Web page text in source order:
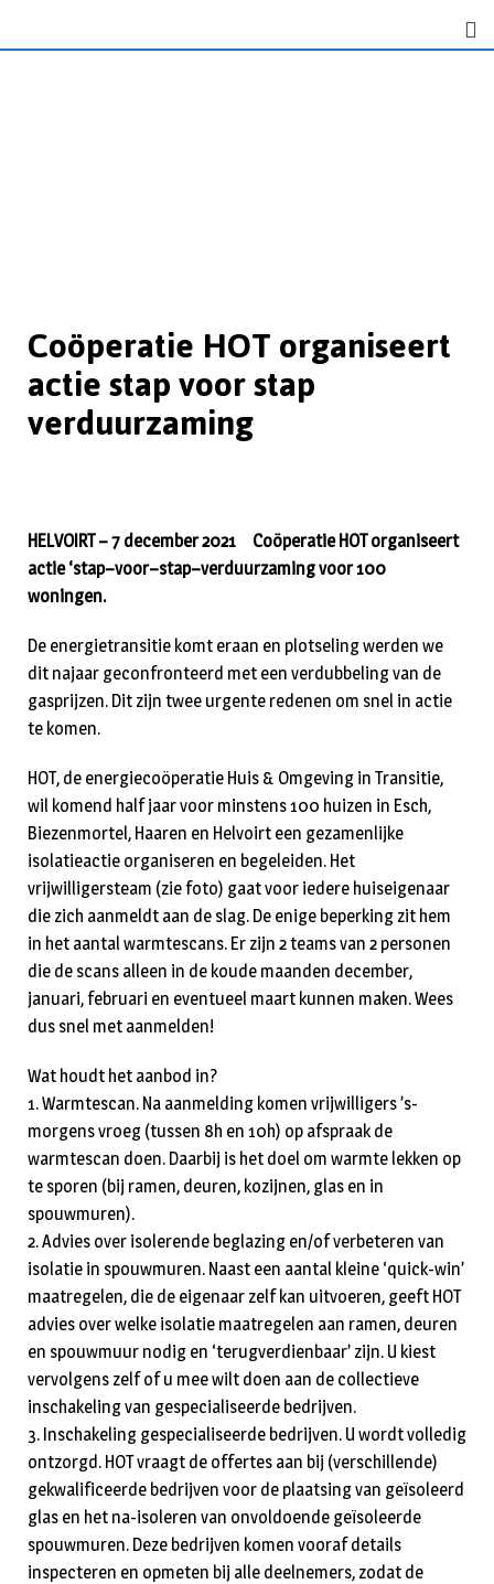
Coöperatie HOT organiseert
actie stap voor stap
verduurzaming
HELVOIRT – 7 december 2021 Coöperatie HOT organiseert
actie ‘stap–voor–stap–verduurzaming voor 100
woningen.
De energietransitie komt eraan en plotseling werden we
dit najaar geconfronteerd met een verdubbeling van de
gasprijzen. Dit zijn twee urgente redenen om snel in actie
te komen.
HOT, de energiecoöperatie Huis & Omgeving in Transitie,
wil komend half jaar voor minstens 100 huizen in Esch,
Biezenmortel, Haaren en Helvoirt een gezamenlijke
isolatieactie organiseren en begeleiden. Het
vrijwilligersteam (zie foto) gaat voor iedere huiseigenaar
die zich aanmeldt aan de slag. De enige beperking zit hem
in het aantal warmtescans. Er zijn 2 teams van 2 personen
die de scans alleen in de koude maanden december,
januari, februari en eventueel maart kunnen maken. Wees
dus snel met aanmelden!
Wat houdt het aanbod in?
1. Warmtescan. Na aanmelding komen vrijwilligers ’s-
morgens vroeg (tussen 8h en 10h) op afspraak de
warmtescan doen. Daarbij is het doel om warmte lekken op
te sporen (bij ramen, deuren, kozijnen, glas en in
spouwmuren).
2. Advies over isolerende beglazing en/of verbeteren van
isolatie in spouwmuren. Naast een aantal kleine ‘quick-win’
maatregelen, die de eigenaar zelf kan uitvoeren, geeft HOT
advies over welke isolatie maatregelen aan ramen, deuren
en spouwmuur nodig en ‘terugverdienbaar’ zijn. U kiest
vervolgens zelf of u mee wilt doen aan de collectieve
inschakeling van gespecialiseerde bedrijven.
3. Inschakeling gespecialiseerde bedrijven. U wordt volledig
ontzorgd. HOT vraagt de offertes aan bij (verschillende)
gekwalificeerde bedrijven voor de plaatsing van geïsoleerd
glas en het na-isoleren van onvoldoende geïsoleerde
spouwmuren. Deze bedrijven komen vooraf details
inspecteren en opmeten bij alle deelnemers, zodat de